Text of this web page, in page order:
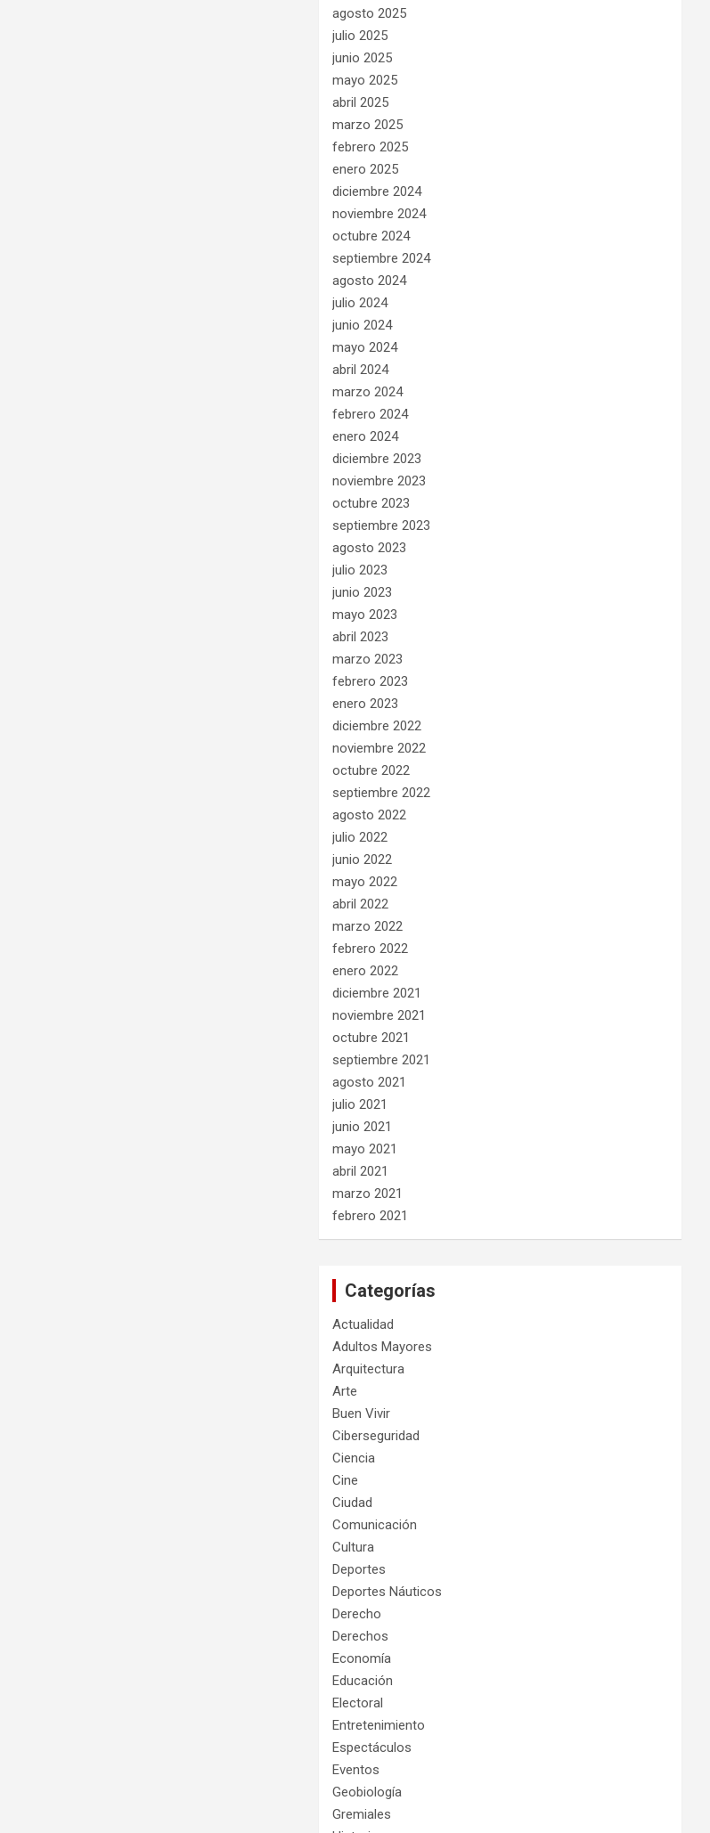
agosto 2025
julio 2025
junio 2025
mayo 2025
abril 2025
marzo 2025
febrero 2025
enero 2025
diciembre 2024
noviembre 2024
octubre 2024
septiembre 2024
agosto 2024
julio 2024
junio 2024
mayo 2024
abril 2024
marzo 2024
febrero 2024
enero 2024
diciembre 2023
noviembre 2023
octubre 2023
septiembre 2023
agosto 2023
julio 2023
junio 2023
mayo 2023
abril 2023
marzo 2023
febrero 2023
enero 2023
diciembre 2022
noviembre 2022
octubre 2022
septiembre 2022
agosto 2022
julio 2022
junio 2022
mayo 2022
abril 2022
marzo 2022
febrero 2022
enero 2022
diciembre 2021
noviembre 2021
octubre 2021
septiembre 2021
agosto 2021
julio 2021
junio 2021
mayo 2021
abril 2021
marzo 2021
febrero 2021
Categorías
Actualidad
Adultos Mayores
Arquitectura
Arte
Buen Vivir
Ciberseguridad
Ciencia
Cine
Ciudad
Comunicación
Cultura
Deportes
Deportes Náuticos
Derecho
Derechos
Economía
Educación
Electoral
Entretenimiento
Espectáculos
Eventos
Geobiología
Gremiales